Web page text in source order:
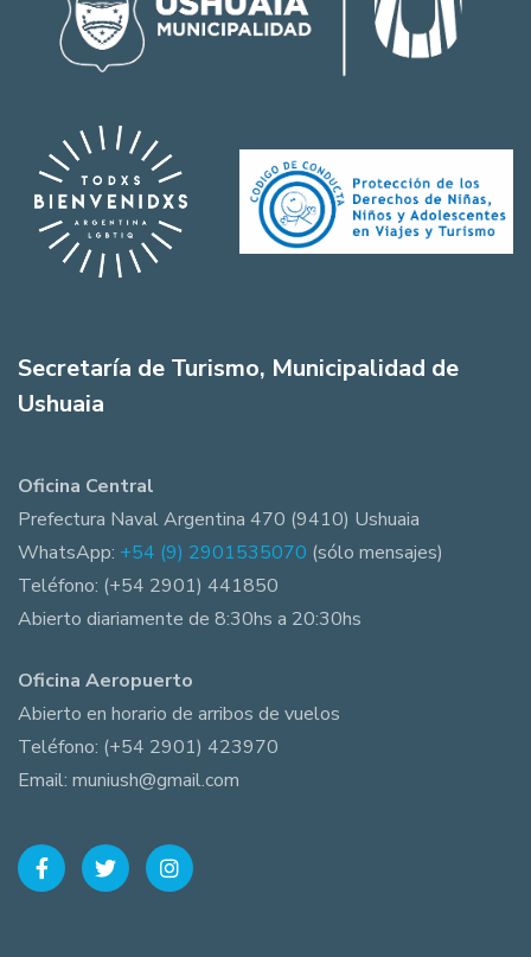
Secretaría de Turismo, Municipalidad de
Ushuaia
Oficina Central
Prefectura Naval Argentina 470 (9410) Ushuaia
WhatsApp: +54 (9) 2901535070 (sólo mensajes)
Teléfono: (+54 2901) 441850
Abierto diariamente de 8:30hs a 20:30hs
Oficina Aeropuerto
Abierto en horario de arribos de vuelos
Teléfono: (+54 2901) 423970
Email: muniush@gmail.com